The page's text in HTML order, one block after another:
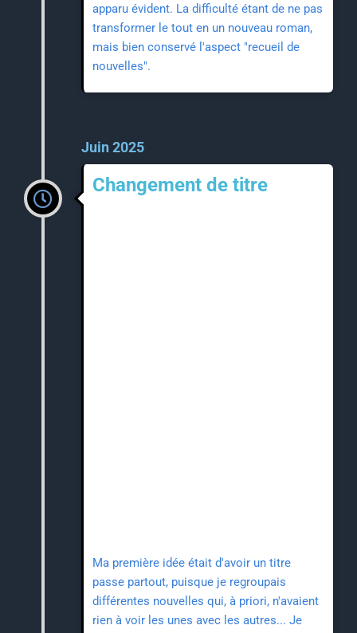
apparu évident. La difficulté étant de ne pas
transformer le tout en un nouveau roman,
mais bien conservé l'aspect "recueil de
nouvelles".
Juin 2025
Changement de titre
Ma première idée était d'avoir un titre
passe partout, puisque je regroupais
différentes nouvelles qui, à priori, n'avaient
rien à voir les unes avec les autres... Je